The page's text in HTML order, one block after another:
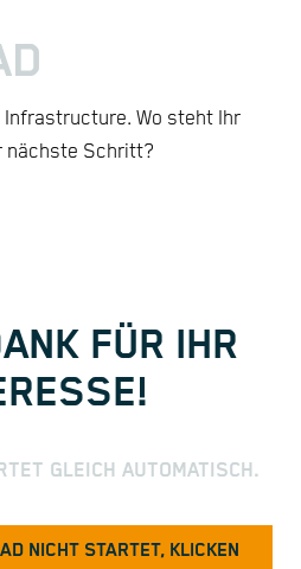
Wo steht Ihr
nächste Schritt?
FÜR IHR
GLEICH AUTOMATISCH.
NICHT STARTET, KLICKEN